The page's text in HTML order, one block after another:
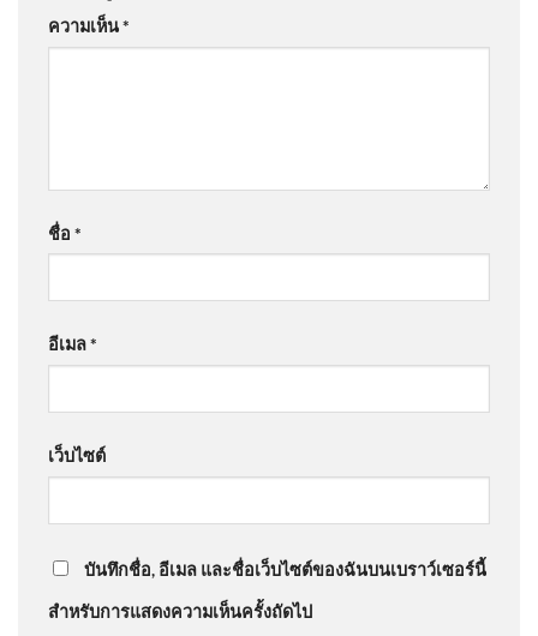
ความเห็น*
ชื่อ *
อีเมล*
เว็บไซต์
บันทึกชื่อ, อีเมล และชื่อเว็บไซต์ของฉันบนเบราว์เซอร์นี้
สำหรับการแสดงความเห็นครั้งถัดไป